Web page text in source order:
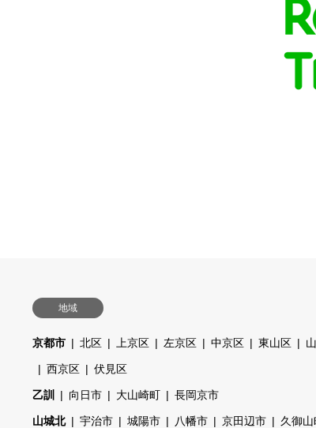
地域
京都市 北区 上京区 左京区 中京区 東山区
西京区 伏見区
乙訓 向日市 大山崎町 長岡京市
山城北 宇治市 城陽市 八幡市 京田辺市 久御山